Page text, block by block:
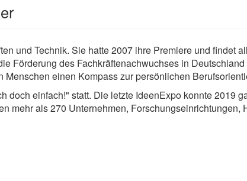
und Technik. Sie hatte 2007 ihre Premiere und findet
Förderung des Fachkräftenachwuchses in
einen Kompass zur persönlichen
einfach!" statt. Die letzte IdeenExpo konnte 2019
mehr als 270 Unternehmen, Forschungseinrichtungen,